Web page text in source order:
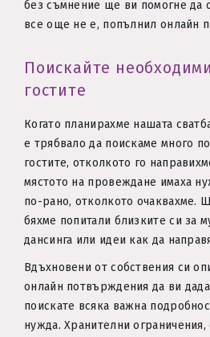
без съмнение ще ви помогне да
все още не е, попълнил онлайн
Поискайте
гостите
Когато планирахме нашата
е трябвало да поискаме много
гостите, отколкото го
мястото на провеждане имаха
по-рано, отколкото очаквахме.
бяхме попитали близките си за
дансинга или идеи как да
Вдъхновени от собствения си
онлайн потвърждения да ви
поискате всяка важна
нужда. Хранителни